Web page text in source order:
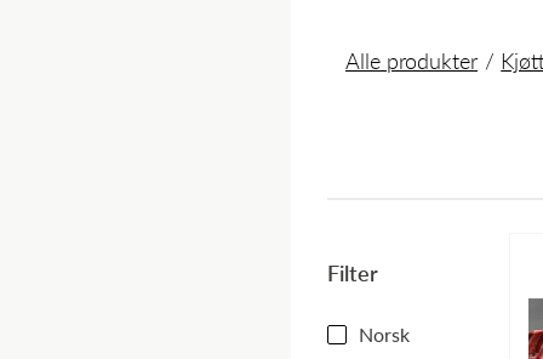
Hovedmeny
Alle produkter
Filtrér
Filter
Norsk